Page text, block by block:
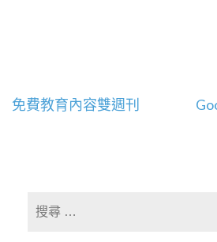
文
免費教育內容雙週刊